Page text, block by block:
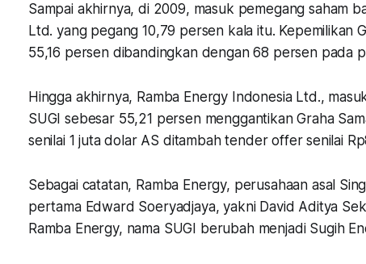
Sampai akhirnya, di 2009, masuk pemegang saham
Ltd. yang pegang 10,79 persen kala itu. Kepemilikan
55,16 persen dibandingkan dengan 68 persen pada
Hingga akhirnya, Ramba Energy Indonesia Ltd.,
SUGI sebesar 55,21 persen menggantikan Graha
senilai 1 juta dolar AS ditambah tender offer senilai
Sebagai catatan, Ramba Energy, perusahaan asal
pertama Edward Soeryadjaya, yakni David Aditya
Ramba Energy, nama SUGI berubah menjadi Sugih